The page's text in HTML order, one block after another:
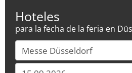
Hoteles
para la fecha de la feria en